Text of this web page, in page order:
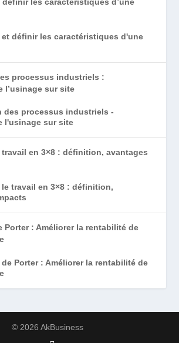
processus industriels :
l’usinage sur site
travail en 3×8 : définition, avantages
Porter : Améliorer la rentabilité de
© 2026 AkBusiness